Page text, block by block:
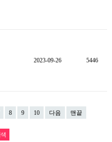
2023-09-26 5446
8 9 10 다음 맨끝